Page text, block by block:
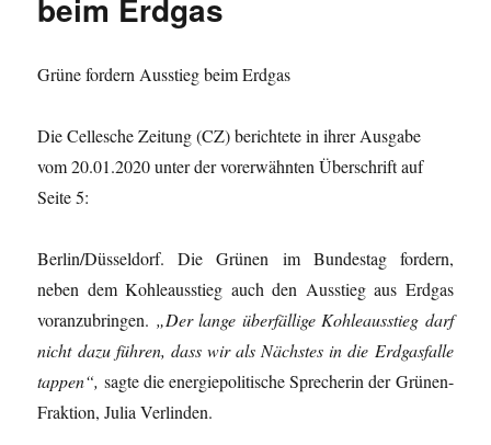
beim Erdgas
Grüne fordern Ausstieg beim Erdgas
Die Cellesche Zeitung (CZ) berichtete in ihrer Ausgabe
vom 20.01.2020 unter der vorerwähnten Überschrift auf
Seite 5:
Berlin/Düsseldorf. Die Grünen im Bundestag fordern,
neben dem Kohleausstieg auch den Ausstieg aus Erdgas
voranzubringen. „Der lange überfällige Kohleausstieg darf
nicht dazu führen, dass wir als Nächstes in die Erdgasfalle
tappen“, sagte die energiepolitische Sprecherin der Grünen-
Fraktion, Julia Verlinden.